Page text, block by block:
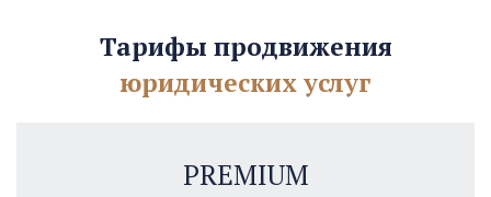
Тарифы продвижения
юридических услуг
PREMIUM